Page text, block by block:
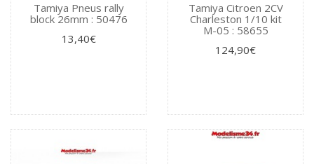
Tamiya Pneus rally
block 26mm : 50476
13,40€
Tamiya Citroen 2CV
Charleston 1/10 kit
M-05 : 58655
124,90€